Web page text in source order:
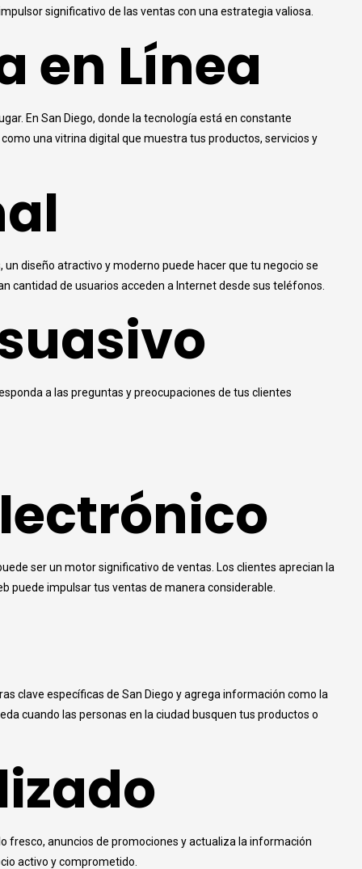
significativo de las ventas con una estrategia valiosa.
en Línea
En San Diego, donde la tecnología está en constante
una vitrina digital que muestra tus productos, servicios y
diseño atractivo y moderno puede hacer que tu negocio se
cantidad de usuarios acceden a Internet desde sus teléfonos.
a las preguntas y preocupaciones de tus clientes
ser un motor significativo de ventas. Los clientes aprecian la
puede impulsar tus ventas de manera considerable.
clave específicas de San Diego y agrega información como la
cuando las personas en la ciudad busquen tus productos o
fresco, anuncios de promociones y actualiza la información
activo y comprometido.